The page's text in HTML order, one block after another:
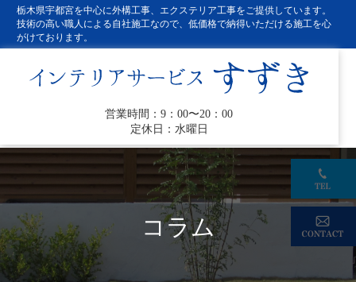
栃木県宇都宮を中心に外構工事、エクステリア工事をご提供しています。
技術の高い職人による自社施工なので、低価格で納得いただける施工を心
がけております。
営業時間：9：00〜20：00
定休日：水曜日
コラム